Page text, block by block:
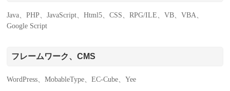
Java、PHP、JavaScript、Html5、CSS、RPG/ILE、VB、VBA、
Google Script
フレームワーク、CMS
WordPress、MobableType、EC-Cube、Yee